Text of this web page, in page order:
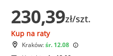
230,39zł/szt.
Kup na raty
Kraków:śr. 12.08